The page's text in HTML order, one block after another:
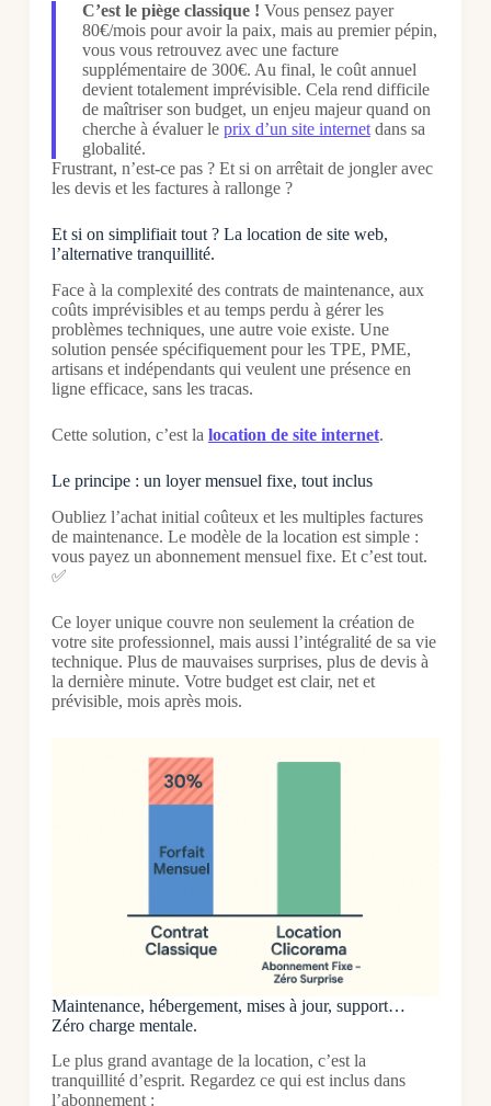
C’est le piège classique ! Vous pensez payer
80€/mois pour avoir la paix, mais au premier pépin,
vous vous retrouvez avec une facture
supplémentaire de 300€. Au final, le coût annuel
devient totalement imprévisible. Cela rend difficile
de maîtriser son budget, un enjeu majeur quand on
cherche à évaluer le prix d’un site internetdans sa
globalité.
Frustrant, n’est-ce pas ? Et si on arrêtait de jongler avec
les devis et les factures à rallonge ?
Et si on simplifiait tout ? La location de site web,
l’alternative tranquillité.
Face à la complexité des contrats de maintenance, aux
coûts imprévisibles et au temps perdu à gérer les
problèmes techniques, une autre voie existe. Une
solution pensée spécifiquement pour les TPE, PME,
artisans et indépendants qui veulent une présence en
ligne efficace, sans les tracas.
Cette solution, c’est la location de site internet.
Le principe : un loyer mensuel fixe, tout inclus
Oubliez l’achat initial coûteux et les multiples factures
de maintenance. Le modèle de la location est simple :
vous payez un abonnement mensuel fixe. Et c’est tout.
✅
Ce loyer unique couvre non seulement la création de
votre site professionnel, mais aussi l’intégralité de sa vie
technique. Plus de mauvaises surprises, plus de devis à
la dernière minute. Votre budget est clair, net et
prévisible, mois après mois.
Maintenance, hébergement, mises à jour, support…
Zéro charge mentale.
Le plus grand avantage de la location, c’est la
tranquillité d’esprit. Regardez ce qui est inclus dans
l’abonnement :